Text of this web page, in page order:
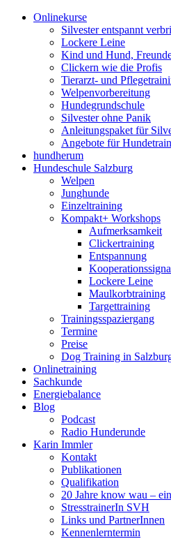
Onlinekurse
Silvester entspannt
Lockere Leine
Kind und Hund,
Clickern wie die Profis
Tierarzt- und
Welpenvorbereitung
Hundegrundschule
Silvester ohne Panik
Anleitungspaket für
Angebote für
hundherum
Hundeschule Salzburg
Welpen
Junghunde
Einzeltraining
Kompakt+ Workshops
Aufmerksamkeit
Clickertraining
Entspannung
Lockere Leine
Maulkorbtraining
Targettraining
Trainingsspaziergang
Termine
Preise
Dog Training in
Onlinetraining
Sachkunde
Energiebalance
Blog
Podcast
Radio Hunderunde
Karin Immler
Kontakt
Publikationen
Qualifikation
20 Jahre know wau –
StresstrainerIn SVH
Links und PartnerInnen
Kennenlerntermin